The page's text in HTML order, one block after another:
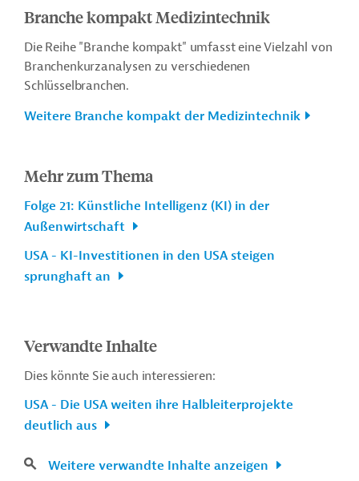
Branche kompakt Medizintechnik
Die Reihe "Branche kompakt" umfasst eine Vielzahl von
Branchenkurzanalysen zu verschiedenen
Schlüsselbranchen.
Weitere Branche kompakt der Medizintechnik
Mehr zum Thema
Folge 21: Künstliche Intelligenz (KI) in der
Außenwirtschaft
USA - KI-Investitionen in den USA steigen
sprunghaft an
Verwandte Inhalte
Dies könnte Sie auch interessieren:
USA - Die USA weiten ihre Halbleiterprojekte
deutlich aus
Weitere verwandte Inhalte anzeigen